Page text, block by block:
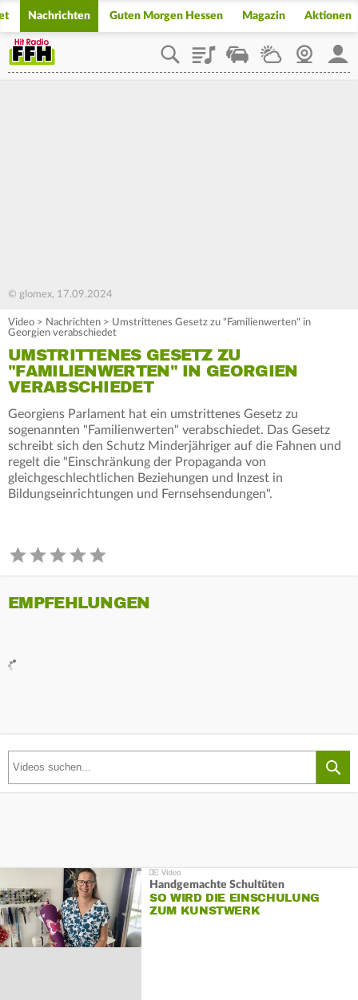
Nachrichten Guten Morgen Hessen Magazin Aktionen
PlaylistStaupilotWetterWebcam
© glomex, 17.09.2024
Video > Nachrichten > Umstrittenes Gesetz zu "Familienwerten" in
Georgien verabschiedet
UMSTRITTENES GESETZ ZU
"FAMILIENWERTEN" IN GEORGIEN
VERABSCHIEDET
Georgiens Parlament hat ein umstrittenes Gesetz zu
sogenannten "Familienwerten" verabschiedet. Das Gesetz
schreibt sich den Schutz Minderjähriger auf die Fahnen und
regelt die "Einschränkung der Propaganda von
gleichgeschlechtlichen Beziehungen und Inzest in
Bildungseinrichtungen und Fernsehsendungen".
EMPFEHLUNGEN
Handgemachte Schultüten
SO WIRD DIE EINSCHULUNG
ZUM KUNSTWERK